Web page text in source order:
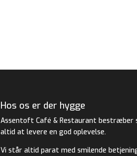
Hos os er der hygge
Assentoft Café & Restaurant bestræber
altid at levere en god oplevelse.
Vi står altid parat med smilende